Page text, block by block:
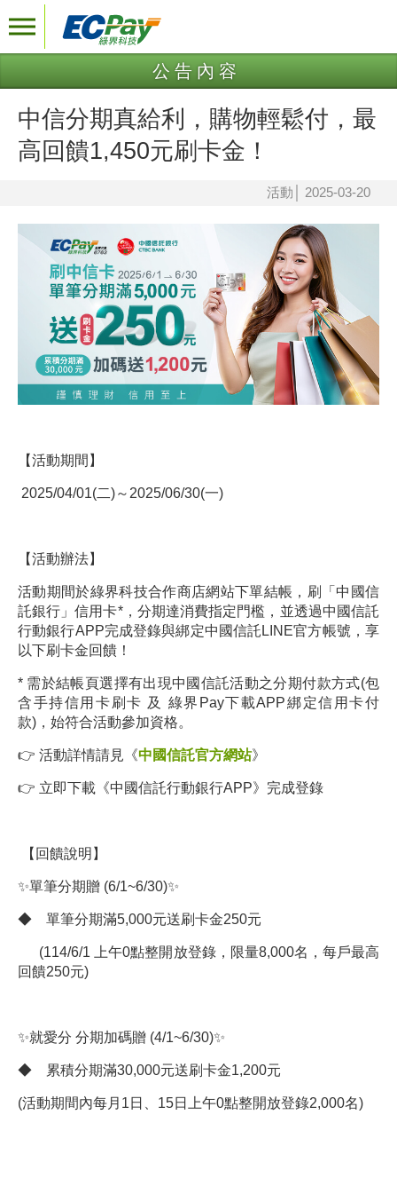
公告內容
中信分期真給利，購物輕鬆付，最
高回饋1,450元刷卡金！
活動 2025-03-20
【活動期間】
2025/04/01(二)～2025/06/30(一)
【活動辦法】
活動期間於綠界科技合作商店網站下單結帳，刷「中國信
託銀行」信用卡*，分期達消費指定門檻，並透過中國信託
行動銀行APP完成登錄與綁定中國信託LINE官方帳號，享
以下刷卡金回饋！
* 需於結帳頁選擇有出現中國信託活動之分期付款方式(包
含手持信用卡刷卡 及 綠界Pay下載APP綁定信用卡付
款)，始符合活動參加資格。
👉 活動詳情請見《中國信託官方網站》
👉 立即下載《中國信託行動銀行APP》完成登錄
【回饋說明】
✨單筆分期贈 (6/1~6/30)✨
◆ 單筆分期滿5,000元送刷卡金250元
(114/6/1 上午0點整開放登錄，限量8,000名 ，每戶最高
回饋250元)
✨就愛分 分期加碼贈 (4/1~6/30)✨
◆ 累積分期滿30,000元送刷卡金1,200元
(活動期間內每月1日、15日上午0點整開放登錄2,000名)